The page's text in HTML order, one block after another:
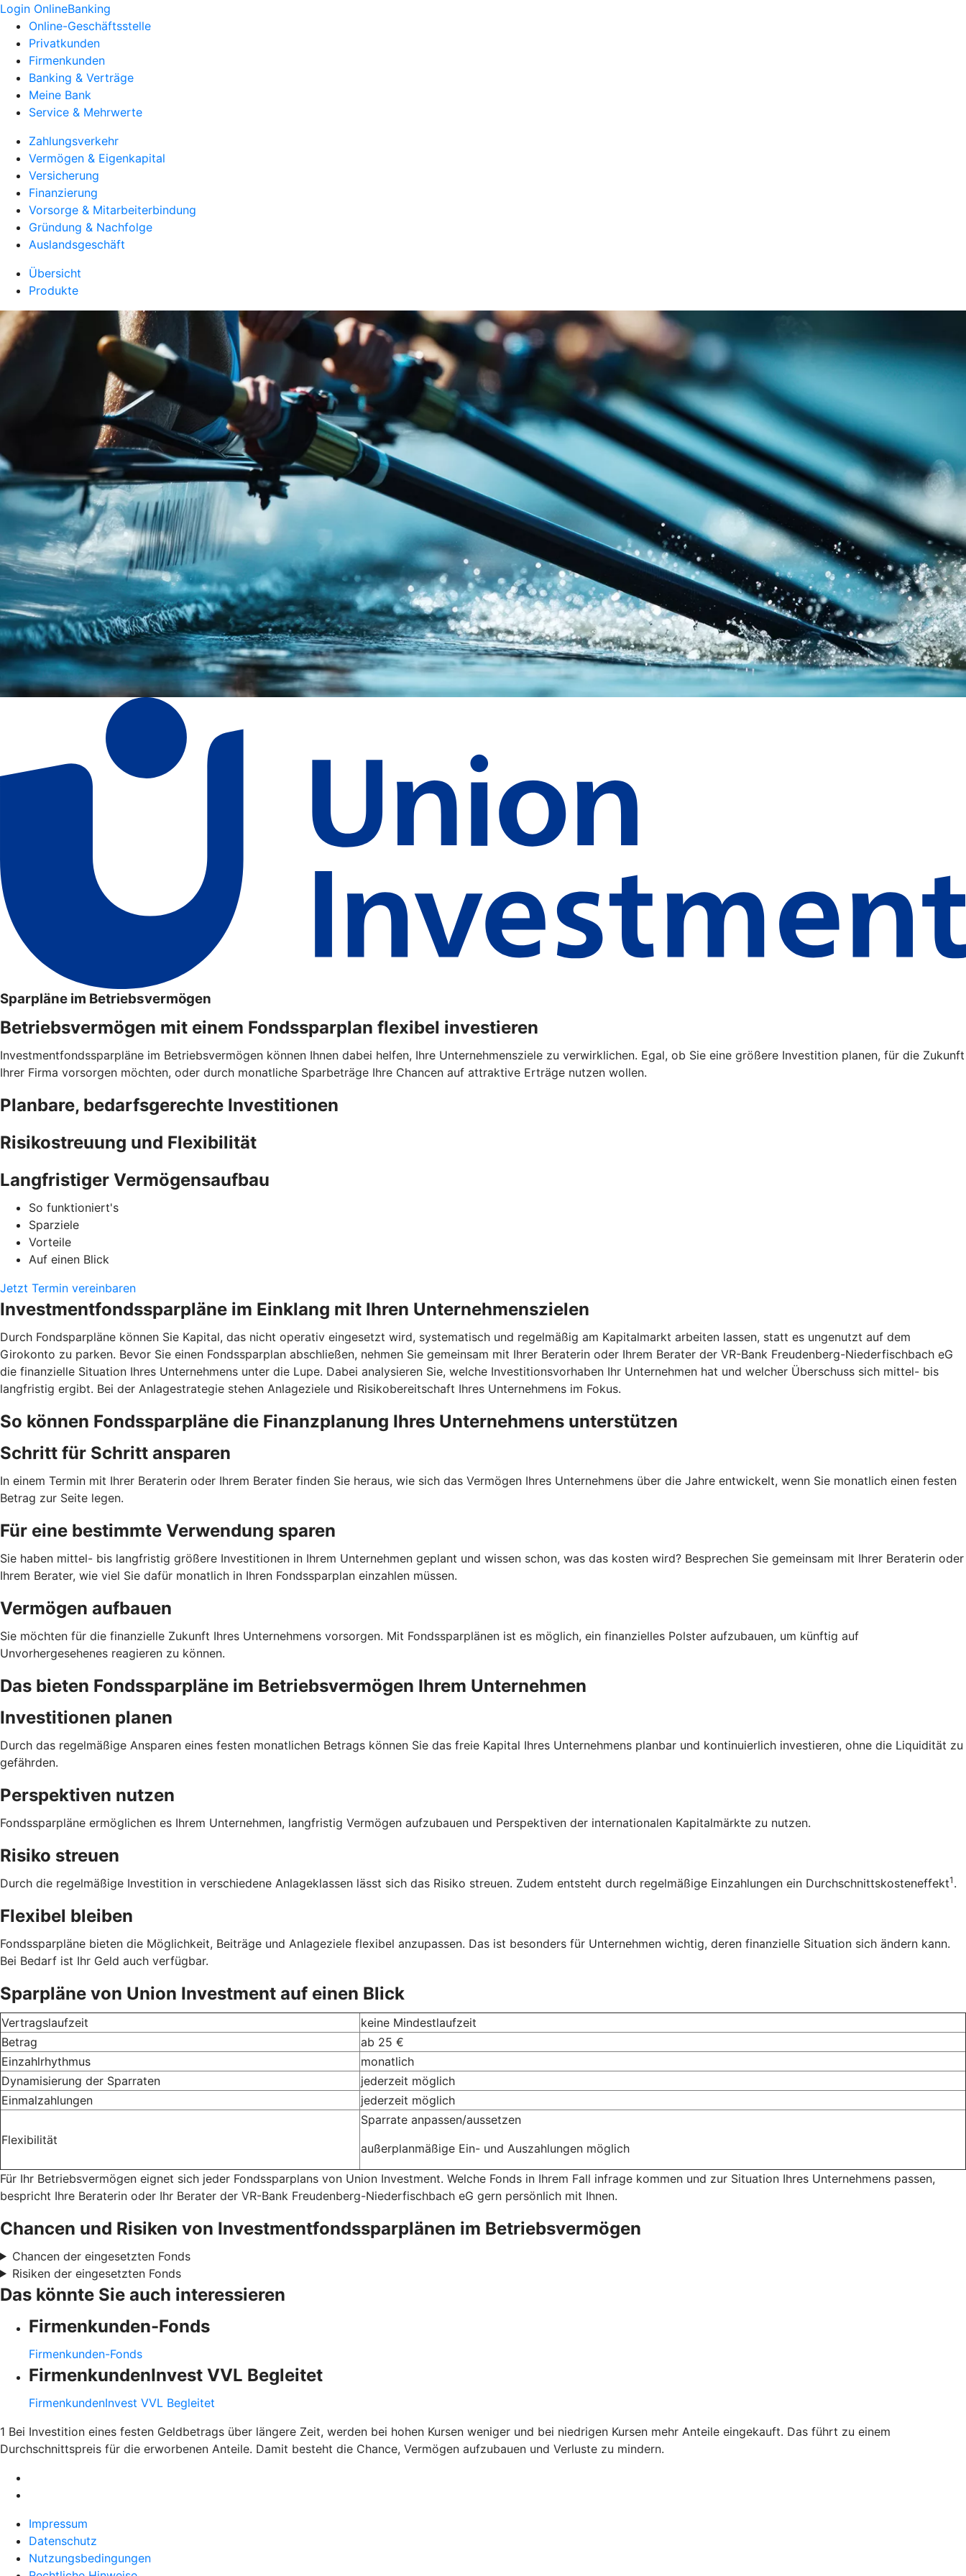
Login OnlineBanking
Online-Geschäftsstelle
Privatkunden
Firmenkunden
Banking & Verträge
Meine Bank
Service & Mehrwerte
Zahlungsverkehr
Vermögen & Eigenkapital
Versicherung
Finanzierung
Vorsorge & Mitarbeiterbindung
Gründung & Nachfolge
Auslandsgeschäft
Übersicht
Produkte
Sparpläne im Betriebsvermögen
Betriebsvermögen mit einem Fondssparplan flexibel investieren
Investmentfondssparpläne im Betriebsvermögen können Ihnen dabei helfen, Ihre Unternehmensziele zu verwirklichen. Egal, ob Sie eine größere Investition planen, für die Zukunft
Ihrer Firma vorsorgen möchten, oder durch monatliche Sparbeträge Ihre Chancen auf attraktive Erträge nutzen wollen.
Planbare, bedarfsgerechte Investitionen
Risikostreuung und Flexibilität
Langfristiger Vermögensaufbau
So funktioniert's
Sparziele
Vorteile
Auf einen Blick
Jetzt Termin vereinbaren
Investmentfondssparpläne im Einklang mit Ihren Unternehmenszielen
Durch Fondsparpläne können Sie Kapital, das nicht operativ eingesetzt wird, systematisch und regelmäßig am Kapitalmarkt arbeiten lassen, statt es ungenutzt auf dem
Girokonto zu parken. Bevor Sie einen Fondssparplan abschließen, nehmen Sie gemeinsam mit Ihrer Beraterin oder Ihrem Berater der VR-Bank Freudenberg-Niederfischbach eG
die finanzielle Situation Ihres Unternehmens unter die Lupe. Dabei analysieren Sie, welche Investitionsvorhaben Ihr Unternehmen hat und welcher Überschuss sich mittel- bis
langfristig ergibt. Bei der Anlagestrategie stehen Anlageziele und Risikobereitschaft Ihres Unternehmens im Fokus.
So können Fondssparpläne die Finanzplanung Ihres Unternehmens unterstützen
Schritt für Schritt ansparen
In einem Termin mit Ihrer Beraterin oder Ihrem Berater finden Sie heraus, wie sich das Vermögen Ihres Unternehmens über die Jahre entwickelt, wenn Sie monatlich einen festen
Betrag zur Seite legen.
Für eine bestimmte Verwendung sparen
Sie haben mittel- bis langfristig größere Investitionen in Ihrem Unternehmen geplant und wissen schon, was das kosten wird? Besprechen Sie gemeinsam mit Ihrer Beraterin oder
Ihrem Berater, wie viel Sie dafür monatlich in Ihren Fondssparplan einzahlen müssen.
Vermögen aufbauen
Sie möchten für die finanzielle Zukunft Ihres Unternehmens vorsorgen. Mit Fondssparplänen ist es möglich, ein finanzielles Polster aufzubauen, um künftig auf
Unvorhergesehenes reagieren zu können.
Das bieten Fondssparpläne im Betriebsvermögen Ihrem Unternehmen
Investitionen planen
Durch das regelmäßige Ansparen eines festen monatlichen Betrags können Sie das freie Kapital Ihres Unternehmens planbar und kontinuierlich investieren, ohne die Liquidität zu
gefährden.
Perspektiven nutzen
Fondssparpläne ermöglichen es Ihrem Unternehmen, langfristig Vermögen aufzubauen und Perspektiven der internationalen Kapitalmärkte zu nutzen.
Risiko streuen
Durch die regelmäßige Investition in verschiedene Anlageklassen lässt sich das Risiko streuen. Zudem entsteht durch regelmäßige Einzahlungen ein Durchschnittskosteneffekt1 .
Flexibel bleiben
Fondssparpläne bieten die Möglichkeit, Beiträge und Anlageziele flexibel anzupassen. Das ist besonders für Unternehmen wichtig, deren finanzielle Situation sich ändern kann.
Bei Bedarf ist Ihr Geld auch verfügbar.
Sparpläne von Union Investment auf einen Blick
Vertragslaufzeit
keine Mindestlaufzeit
Betrag
ab 25 €
Einzahlrhythmus
monatlich
Dynamisierung der Sparraten
jederzeit möglich
Einmalzahlungen
jederzeit möglich
Flexibilität
Sparrate anpassen/aussetzen
außerplanmäßige Ein- und Auszahlungen möglich
Für Ihr Betriebsvermögen eignet sich jeder Fondssparplans von Union Investment. Welche Fonds in Ihrem Fall infrage kommen und zur Situation Ihres Unternehmens passen,
bespricht Ihre Beraterin oder Ihr Berater der VR-Bank Freudenberg-Niederfischbach eG gern persönlich mit Ihnen.
Chancen und Risiken von Investmentfondssparplänen im Betriebsvermögen
Chancen der eingesetzten Fonds
Risiken der eingesetzten Fonds
Das könnte Sie auch interessieren
Firmenkunden-Fonds
Firmenkunden-Fonds
FirmenkundenInvest VVL Begleitet
FirmenkundenInvest VVL Begleitet
1 Bei Investition eines festen Geldbetrags über längere Zeit, werden bei hohen Kursen weniger und bei niedrigen Kursen mehr Anteile eingekauft. Das führt zu einem
Durchschnittspreis für die erworbenen Anteile. Damit besteht die Chance, Vermögen aufzubauen und Verluste zu mindern.
Impressum
Datenschutz
Nutzungsbedingungen